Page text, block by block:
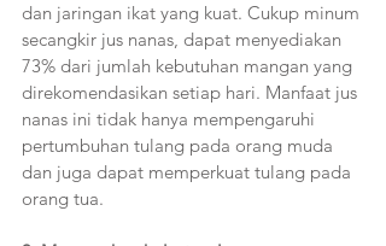
dan jaringan ikat yang kuat. Cukup minum
secangkir jus nanas, dapat menyediakan
73% dari jumlah kebutuhan mangan yang
direkomendasikan setiap hari. Manfaat jus
nanas ini tidak hanya mempengaruhi
pertumbuhan tulang pada orang muda
dan juga dapat memperkuat tulang pada
orang tua.